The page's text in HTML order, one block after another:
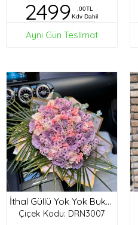
2499
,00TL
Kdv Dahil
Aynı Gün Teslimat
İthal Güllü Yok Yok Buket
Çiçek Kodu: DRN3007